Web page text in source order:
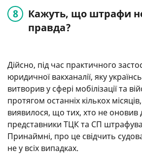
Кажуть, що штрафи
правда?
Дійсно, під час практичного
юридичної вакханалії, яку
витворив у сфері мобілізації та
протягом останніх кількох
виявилося, що тих, хто не оновив
представники ТЦК та СП
Принаймні, про це свідчить
не у всіх випадках.